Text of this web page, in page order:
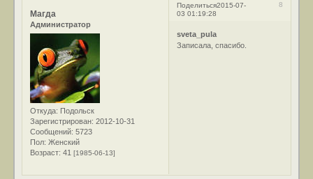
Поделиться 8
2015-07-
03 01:19:28
Магда
Администратор
Откуда: Подольск
Зарегистрирован: 2012-10-31
Сообщений: 5723
Пол: Женский
Возраст: 41[1985-06-13]
sveta_pula
Записала, спасибо.